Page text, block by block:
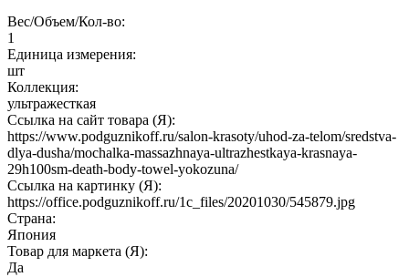
Вес/Объем/Кол-во:
1
Единица измерения:
шт
Коллекция:
ультражесткая
Ссылка на сайт товара (Я):
https://www.podguznikoff.ru/salon-krasoty/uhod-za-telom/sredstva-
dlya-dusha/mochalka-massazhnaya-ultrazhestkaya-krasnaya-
29h100sm-death-body-towel-yokozuna/
Ссылка на картинку (Я):
https://office.podguznikoff.ru/1c_files/20201030/545879.jpg
Страна:
Япония
Товар для маркета (Я):
Да